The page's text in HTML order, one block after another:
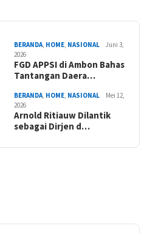
BERANDA, HOME, NASIONAL
Juni 3,
2026
FGD APPSI di Ambon Bahas
Tantangan Daera…
BERANDA, HOME, NASIONAL
Mei 12,
2026
Arnold Ritiauw Dilantik
sebagai Dirjen d…